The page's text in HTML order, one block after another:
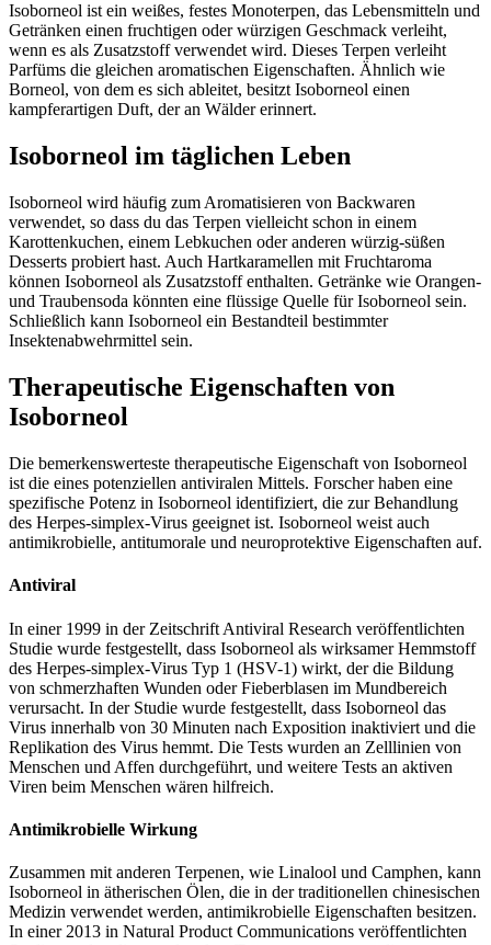
Isoborneol ist ein weißes, festes Monoterpen, das Lebensmitteln und
Getränken einen fruchtigen oder würzigen Geschmack verleiht,
wenn es als Zusatzstoff verwendet wird. Dieses Terpen verleiht
Parfüms die gleichen aromatischen Eigenschaften. Ähnlich wie
Borneol, von dem es sich ableitet, besitzt Isoborneol einen
kampferartigen Duft, der an Wälder erinnert.
Isoborneol im täglichen Leben
Isoborneol wird häufig zum Aromatisieren von Backwaren
verwendet, so dass du das Terpen vielleicht schon in einem
Karottenkuchen, einem Lebkuchen oder anderen würzig-süßen
Desserts probiert hast. Auch Hartkaramellen mit Fruchtaroma
können Isoborneol als Zusatzstoff enthalten. Getränke wie Orangen-
und Traubensoda könnten eine flüssige Quelle für Isoborneol sein.
Schließlich kann Isoborneol ein Bestandteil bestimmter
Insektenabwehrmittel sein.
Therapeutische Eigenschaften von
Isoborneol
Die bemerkenswerteste therapeutische Eigenschaft von Isoborneol
ist die eines potenziellen antiviralen Mittels. Forscher haben eine
spezifische Potenz in Isoborneol identifiziert, die zur Behandlung
des Herpes-simplex-Virus geeignet ist. Isoborneol weist auch
antimikrobielle, antitumorale und neuroprotektive Eigenschaften auf.
Antiviral
In einer 1999 in der Zeitschrift Antiviral Research veröffentlichten
Studie wurde festgestellt, dass Isoborneol als wirksamer Hemmstoff
des Herpes-simplex-Virus Typ 1 (HSV-1) wirkt, der die Bildung
von schmerzhaften Wunden oder Fieberblasen im Mundbereich
verursacht. In der Studie wurde festgestellt, dass Isoborneol das
Virus innerhalb von 30 Minuten nach Exposition inaktiviert und die
Replikation des Virus hemmt. Die Tests wurden an Zelllinien von
Menschen und Affen durchgeführt, und weitere Tests an aktiven
Viren beim Menschen wären hilfreich.
Antimikrobielle Wirkung
Zusammen mit anderen Terpenen, wie Linalool und Camphen, kann
Isoborneol in ätherischen Ölen, die in der traditionellen chinesischen
Medizin verwendet werden, antimikrobielle Eigenschaften besitzen.
In einer 2013 in Natural Product Communications veröffentlichten